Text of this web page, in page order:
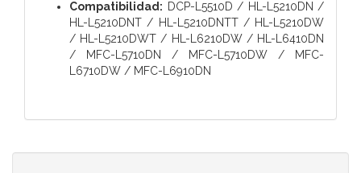
Compatibilidad: DCP-L5510D / HL-L5210DN /
HL-L5210DNT / HL-L5210DNTT / HL-L5210DW
/ HL-L5210DWT / HL-L6210DW / HL-L6410DN
/ MFC-L5710DN / MFC-L5710DW / MFC-
L6710DW / MFC-L6910DN